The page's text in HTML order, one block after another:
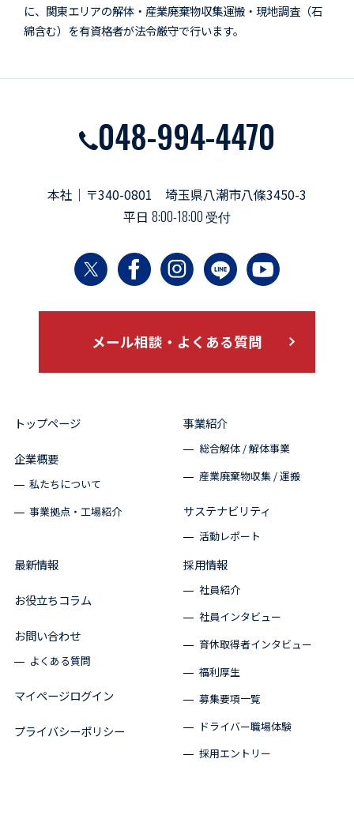
に、関東エリアの解体・産業廃棄物収集運搬・現地調査（石
綿含む）を有資格者が法令厳守で行います。
048-994-4470
本社｜〒340-0801 埼玉県八潮市八條3450-3
平日 8:00-18:00 受付
メール相談・よくある質問
トップページ
企業概要
私たちについて
事業拠点・工場紹介
事業紹介
総合解体 / 解体事業
産業廃棄物収集 / 運搬
サステナビリティ
活動レポート
最新情報
お役立ちコラム
お問い合わせ
よくある質問
マイページログイン
プライバシーポリシー
採用情報
社員紹介
社員インタビュー
育休取得者インタビュー
福利厚生
募集要項一覧
ドライバー職場体験
採用エントリー